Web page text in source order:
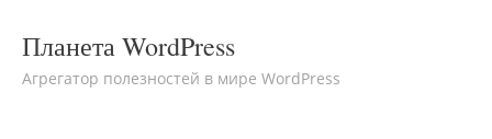
Планета WordPress
Агрегатор полезностей в мире WordPress